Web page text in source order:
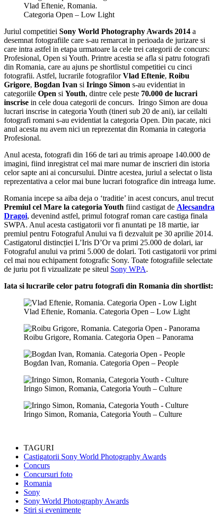
Vlad Eftenie, Romania.
Categoria Open – Low Light
Juriul competitiei Sony World Photography Awards 2014 a
desemnat fotografiile care s-au remarcat in perioada de jurizare si
care intra astfel in etapa urmatoare la cele trei categorii de concurs:
Profesional, Open si Youth. Printre acestia se afla si patru fotografi
din Romania, care au ajuns pe shortlistul competitiei cu cinci
fotografii. Astfel, lucrarile fotografilorVlad Eftenie, Roibu
Grigore, Bogdan Ivan si Iringo Simon s-au evidentiat in
categoriile Open si Youth, dintre cele peste 70.000 de lucrari
inscrise in cele doua categorii de concurs. Iringo Simon are doua
lucrari inscrise in categoria Youth (tineri sub 20 de ani), iar ceilalti
fotografi romani s-au evidentiat la categoria Open. Din pacate, nici
anul acesta nu avem nici un reprezentat din Romania in categoria
Profesional.
Anul acesta, fotografi din 166 de tari au trimis aproape 140.000 de
imagini, fiind inregistrat cel mai mare numar de inscrieri din istoria
celor sapte ani ai concursului. Dintre acestea, juriul a selectat o lista
reprezentativa a celor mai bune lucrari fotografice din intreaga lume.
Romania incepe sa aiba deja o ‘traditie’ in acest concurs, anul trecut
Premiul cel Mare la categoria Youth fiind castigat de Alecsandra
Dragoi, devenind astfel, primul fotograf roman care castiga finala
SWPA. Anul acesta castigatorii vor fi anuntati pe 18 martie, iar
premiul pentru Fotograful Anului va fi dezvaluit pe 30 aprilie 2014.
Castigatorul distincției L’Iris D’Or va primi 25.000 de dolari, iar
Fotograful anului va primi 5.000 de dolari. Toti castigatorii vor primi
cel mai nou echipament fotografic Sony. Toate fotografiile selectate
de juriu pot fi vizualizate pe siteul Sony WPA.
Iata si lucrarile celor patru fotografi din Romania din shortlist:
Vlad Eftenie, Romania. Categoria Open – Low Light
Roibu Grigore, Romania. Categoria Open – Panorama
Bogdan Ivan, Romania. Categoria Open – People
Iringo Simon, Romania, Categoria Youth – Culture
Iringo Simon, Romania, Categoria Youth – Culture
TAGURI
Castigatorii Sony World Photography Awards
Concurs
Concursuri foto
Romania
Sony
Sony World Photography Awards
Stiri si evenimente